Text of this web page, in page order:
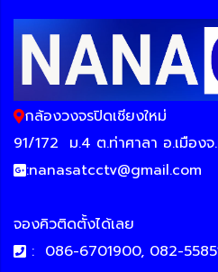
กล้องวงจรปิดเชียงใหม่
91/172 ม.4 ต.ท่าศาลา อ.เมือง
:nanasatcctv@gmail.com
จองคิวติดตั้งได้เลย
: 086-6701900, 082-